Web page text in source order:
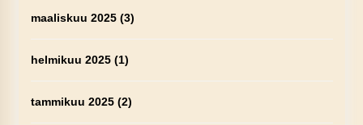
maaliskuu 2025(3)
helmikuu 2025(1)
tammikuu 2025(2)